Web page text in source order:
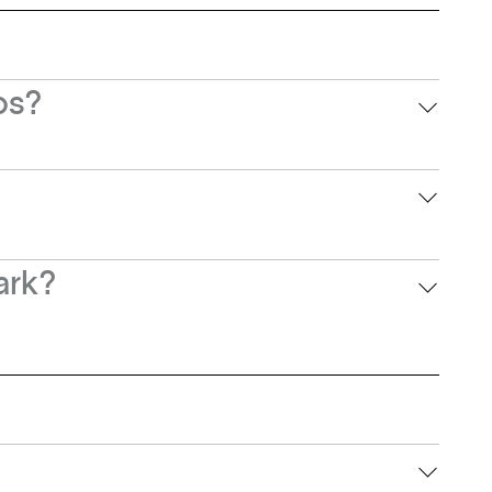
contato/
nas redes sociais: instagram e